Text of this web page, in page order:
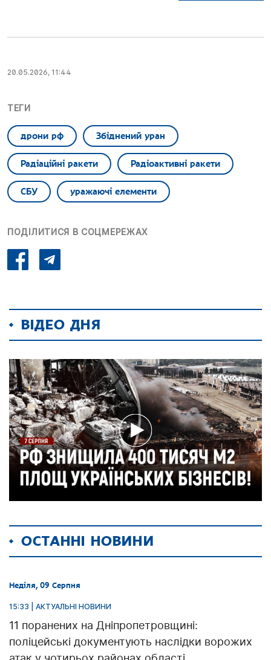
20.05.2026, 11:44
ТЕГИ
дрони рф Збіднений уран
Радіаційні ракети Радіоактивні ракети
СБУ уражаючі елементи
ПОДІЛИТИСЯ В СОЦМЕРЕЖАХ
ВІДЕО ДНЯ
ОСТАННІ НОВИНИ
Неділя, 09 Серпня
15:33 | АКТУАЛЬНІ НОВИНИ
11 поранених на Дніпропетровщині:
поліцейські документують наслідки ворожих